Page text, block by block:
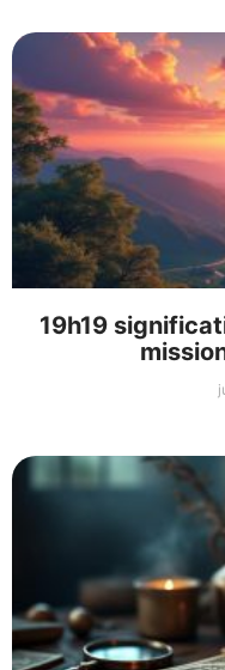
19h19